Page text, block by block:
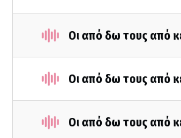
Οι από δω τους από
Οι από δω τους από
Οι από δω τους από